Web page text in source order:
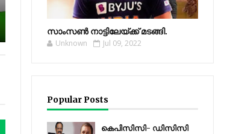
സാംസണ്‍ നാട്ടിലേയ്‌ക്ക് മടങ്ങി.
Unknown Jul 09, 2022
Popular Posts
കെപിസിസി- ഡിസിസി